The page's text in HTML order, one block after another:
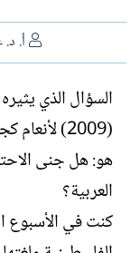
ا
ل
ا
ت
ب
أ.
السؤال الذي
(2009)
هو: هل جنى
العربية؟
كنت في الأسبوع